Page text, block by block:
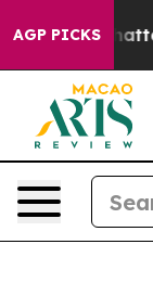
AGP PICKS
in